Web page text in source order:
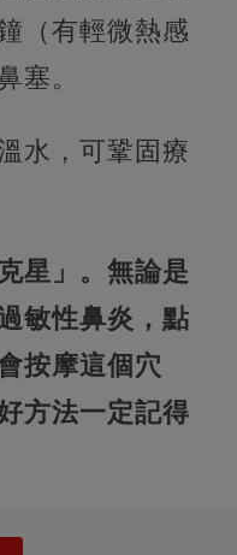
（有輕微熱感
塞。
水，可鞏固療
星」。無論是
敏性鼻炎，點
按摩這個穴
方法一定記得